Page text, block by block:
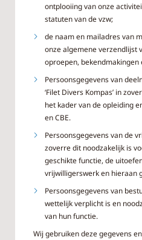
ontplooiing van onze
statuten van de vzw;
de naam en mailadres van
onze algemene verzendlijst
oproepen, bekendmakingen
Persoonsgegevens van
‘Filet Divers Kompas’ in
het kader van de opleiding
en CBE.
Persoonsgegevens van de
zoverre dit noodzakelijk is
geschikte functie, de
vrijwilligerswerk en hieraan
Persoonsgegevens van
wettelijk verplicht is en
van hun functie.
Wij gebruiken deze gegevens